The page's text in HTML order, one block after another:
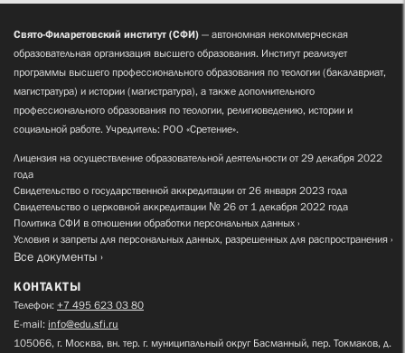
Свято-Филаретовский институт (СФИ) — автономная некоммерческая
образовательная организация высшего образования. Институт реализует
программы высшего профессионального образования по теологии (бакалавриат,
магистратура) и истории (магистратура), а также дополнительного
профессионального образования по теологии, религиоведению, истории и
социальной работе. Учредитель: РОО «Сретение».
Лицензия на осуществление образовательной деятельности от 29 декабря 2022
года
Свидетельство о государственной аккредитации от 26 января 2023 года
Свидетельство о церковной аккредитации № 26 от 1 декабря 2022 года
Политика СФИ в отношении обработки персональных данных
Условия и запреты для персональных данных, разрешенных для распространения
Все документы
КОНТАКТЫ
Телефон: +7 495 623 03 80
E-mail: info@edu.sfi.ru
105066, г. Москва, вн. тер. г. муниципальный округ Басманный, пер. Токмаков, д.